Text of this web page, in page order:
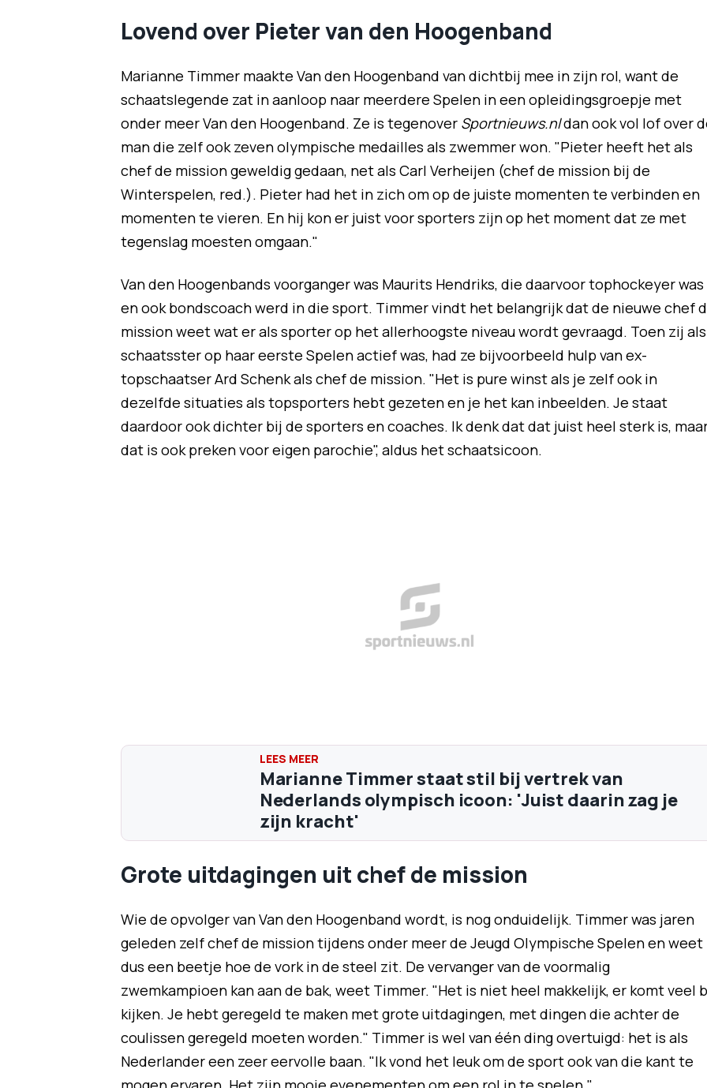
Lovend over Pieter van den Hoogenband
Marianne Timmer maakte Van den Hoogenband van dichtbij mee in zijn rol, want de
schaatslegende zat in aanloop naar meerdere Spelen in een opleidingsgroepje met
onder meer Van den Hoogenband. Ze is tegenover Sportnieuws.nldan ook vol lof over
man die zelf ook zeven olympische medailles als zwemmer won. "Pieter heeft het als
chef de mission geweldig gedaan, net als Carl Verheijen (chef de mission bij de
Winterspelen, red.). Pieter had het in zich om op de juiste momenten te verbinden en
momenten te vieren. En hij kon er juist voor sporters zijn op het moment dat ze met
tegenslag moesten omgaan."
Van den Hoogenbands voorganger was Maurits Hendriks, die daarvoor tophockeyer was
en ook bondscoach werd in die sport. Timmer vindt het belangrijk dat de nieuwe chef
mission weet wat er als sporter op het allerhoogste niveau wordt gevraagd. Toen zij als
schaatsster op haar eerste Spelen actief was, had ze bijvoorbeeld hulp van ex-
topschaatser Ard Schenk als chef de mission. "Het is pure winst als je zelf ook in
dezelfde situaties als topsporters hebt gezeten en je het kan inbeelden. Je staat
daardoor ook dichter bij de sporters en coaches. Ik denk dat dat juist heel sterk is,
dat is ook preken voor eigen parochie", aldus het schaatsicoon.
Marianne Timmer staat stil bij vertrek van
Nederlands olympisch icoon: 'Juist daarin zag je
zijn kracht'
Grote uitdagingen uit chef de mission
Wie de opvolger van Van den Hoogenband wordt, is nog onduidelijk. Timmer was jaren
geleden zelf chef de mission tijdens onder meer de Jeugd Olympische Spelen en weet
dus een beetje hoe de vork in de steel zit. De vervanger van de voormalig
zwemkampioen kan aan de bak, weet Timmer. "Het is niet heel makkelijk, er komt veel
kijken. Je hebt geregeld te maken met grote uitdagingen, met dingen die achter de
coulissen geregeld moeten worden." Timmer is wel van één ding overtuigd: het is als
Nederlander een zeer eervolle baan. "Ik vond het leuk om de sport ook van die kant te